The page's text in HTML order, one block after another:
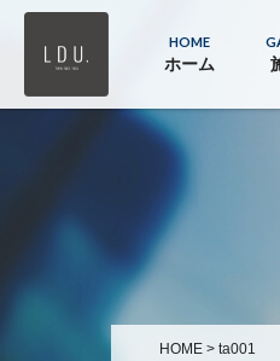
HOME
ホーム
HOME > ta001